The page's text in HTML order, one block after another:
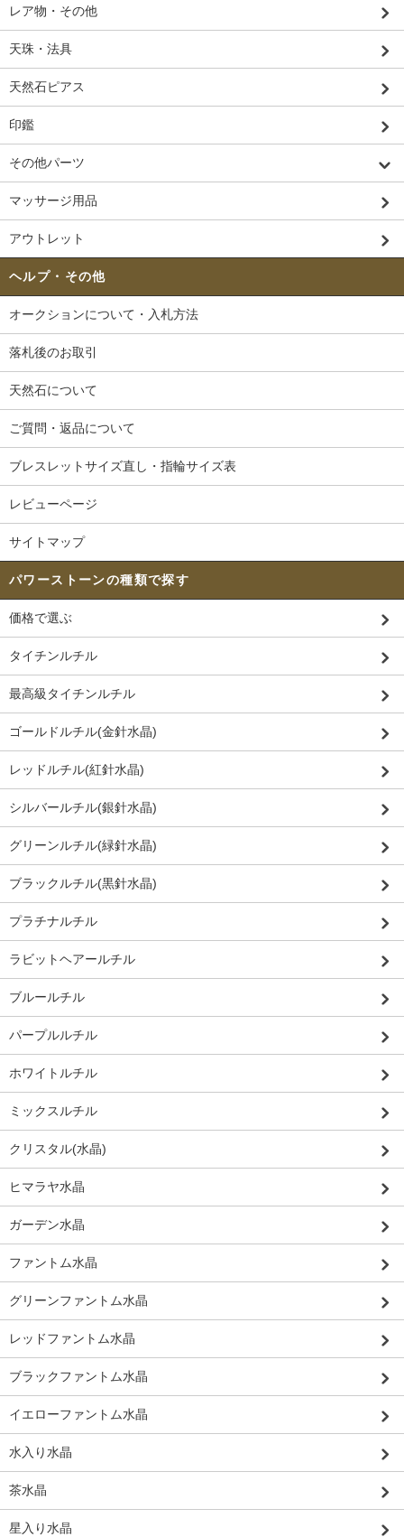
レア物・その他
天珠・法具
天然石ピアス
印鑑
その他パーツ
マッサージ用品
アウトレット
ヘルプ・その他
オークションについて・入札方法
落札後のお取引
天然石について
ご質問・返品について
ブレスレットサイズ直し・指輪サイズ表
レビューページ
サイトマップ
パワーストーンの種類で探す
価格で選ぶ
タイチンルチル
最高級タイチンルチル
ゴールドルチル(金針水晶)
レッドルチル(紅針水晶)
シルバールチル(銀針水晶)
グリーンルチル(緑針水晶)
ブラックルチル(黒針水晶)
プラチナルチル
ラビットヘアールチル
ブルールチル
パープルルチル
ホワイトルチル
ミックスルチル
クリスタル(水晶)
ヒマラヤ水晶
ガーデン水晶
ファントム水晶
グリーンファントム水晶
レッドファントム水晶
ブラックファントム水晶
イエローファントム水晶
水入り水晶
茶水晶
星入り水晶